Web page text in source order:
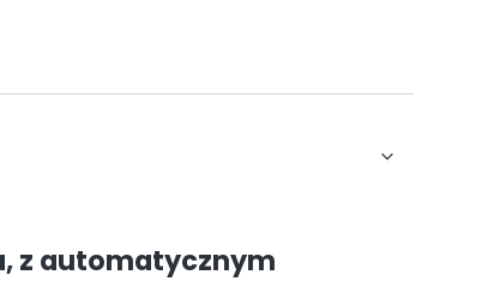
z automatycznym